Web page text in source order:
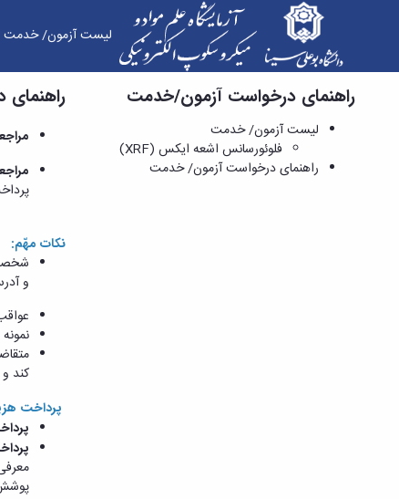
لیست آزمون/ خدمت
راهنمای درخواست آزمون/ خدمت - آزمایشگاه علم
راهنمای درخواست آزمون/خدمت
لیست آزمون/ خدمت
فلوئورسانس اشعه ایکس (XRF)
راهنمای درخواست آزمون/ خدمت
نکات مهّم:
و
کند
پرداخت
پوشش